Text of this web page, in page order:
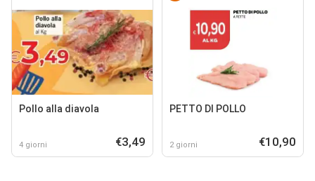
Pollo alla diavola
4 giorni €3,49
PETTO DI POLLO
2 giorni €10,90